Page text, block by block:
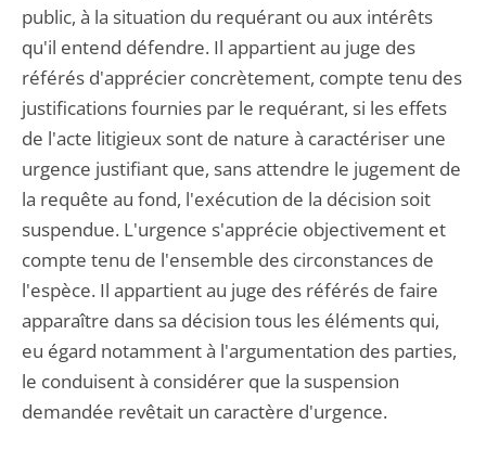
public, à la situation du requérant ou aux intérêts
qu'il entend défendre. Il appartient au juge des
référés d'apprécier concrètement, compte tenu des
justifications fournies par le requérant, si les effets
de l'acte litigieux sont de nature à caractériser une
urgence justifiant que, sans attendre le jugement de
la requête au fond, l'exécution de la décision soit
suspendue. L'urgence s'apprécie objectivement et
compte tenu de l'ensemble des circonstances de
l'espèce. Il appartient au juge des référés de faire
apparaître dans sa décision tous les éléments qui,
eu égard notamment à l'argumentation des parties,
le conduisent à considérer que la suspension
demandée revêtait un caractère d'urgence.